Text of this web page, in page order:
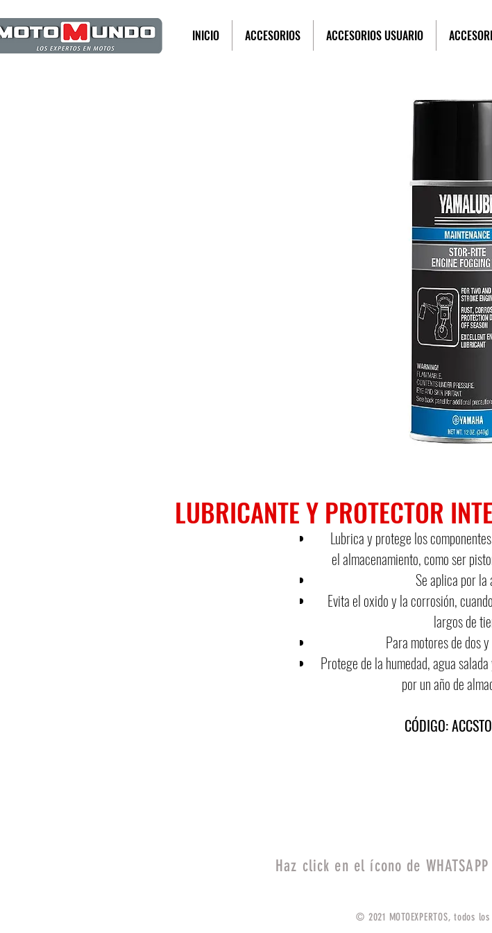
INICIO ACCESORIOS ACCESORIOS USUARIO
LUBRICANTE Y PROTECTOR
Lubrica y protege los
el almacenamiento, como ser
Se aplica por la
Evita el oxido y la corrosión,
largos de
Para motores de dos
Protege de la humedad, agua
por un año de
CÓDIGO:
Haz click en el ícono de
© 2021 MOTOEXPERTOS, todos